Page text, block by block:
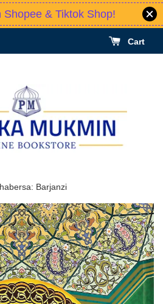
Shopee & Tiktok Shop!
Cart
Barjanzi